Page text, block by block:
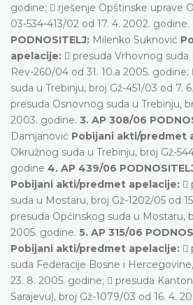
godine;  rješenje Opštinske uprave
03-534-413/02 od 17. 4. 2002. godine.
PODNOSITELJ: Milenko Suknović
apelacije:  presuda Vrhovnog suda
Rev-260/04 od 31. 10.a 2005.
suda u Trebinju, broj Gž-451/03 od 7.
presuda Osnovnog suda u Trebinju,
2003. godine. 3. AP 308/06
Damjanović Pobijani akti/predmet
Okružnog suda u Trebinju, broj Gž-
godine 4. AP 439/06
Pobijani akti/predmet apelacije: 
suda u Mostaru, broj Gž-1202/05 od
presuda Općinskog suda u Mostaru,
2005. godine. 5. AP 315/06
Pobijani akti/predmet apelacije: 
suda Federacije Bosne i
23. 8. 2005. godine;  presuda
Sarajevu), broj Gž-1079/03 od 16. 4.